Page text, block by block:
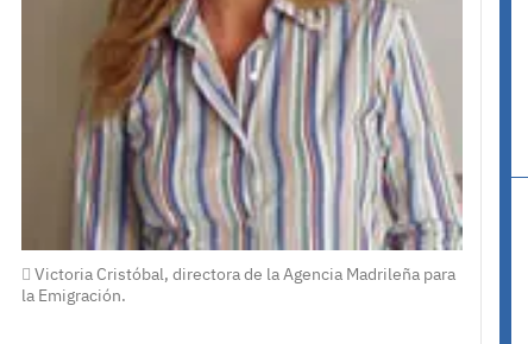
Victoria Cristóbal, directora de la Agencia Madrileña para
la Emigración.